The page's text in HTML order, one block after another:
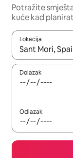
Potražite
kuće kad
Lokacija
Kada budu
Dolazak
Odlazak